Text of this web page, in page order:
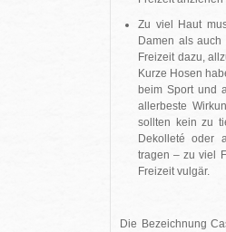
Zu viel Haut
Damen als
Freizeit dazu,
Kurze Hosen
beim Sport und
allerbeste
sollten kein zu
Dekolleté oder
tragen – zu viel
Freizeit vulgär.
Die Bezeichnung